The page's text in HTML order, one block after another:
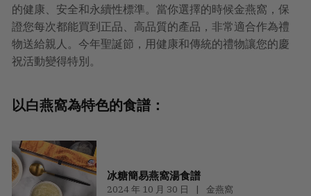
的健康、安全和永續性標準。當你選擇的時候金燕窩，保
證您每次都能買到正品、高品質的產品，非常適合作為禮
物送給親人。今年聖誕節，用健康和傳統的禮物讓您的慶
祝活動變得特別。
以白燕窩為特色的食譜：
冰糖簡易燕窩湯食譜
2024 年 10 月 30 日 金燕窩